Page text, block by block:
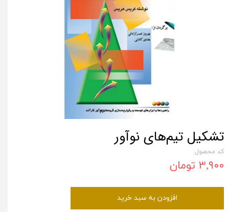
تشکیل تیم‌های نوآور
کد محصول:
۳,۹۰۰ تومان
افزودن به سبد خرید